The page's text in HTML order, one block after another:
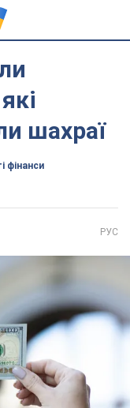
шахраї
фінанси
РУС